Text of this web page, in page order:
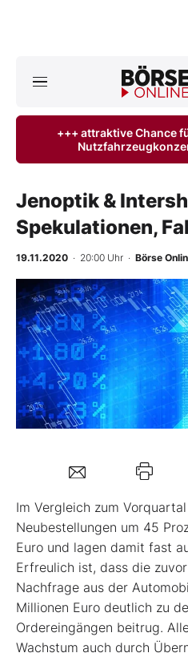
ktuelle Ausgabe
Anlageprodukte
Finanz-Check
BO-Musterdepots
Experten
Mein B:O
Kontakt
+++ attraktive Chance
Jenoptik &
Spekulationen,
19.11.2020 · 20:00 Uhr · Börse
-
Im Vergleich zum
Neubestellungen um 45
Euro und lagen damit fast
Erfreulich ist, dass die
Nachfrage aus der
Millionen Euro deutlich zu
Ordereingängen beitrug.
Wachstum auch durch